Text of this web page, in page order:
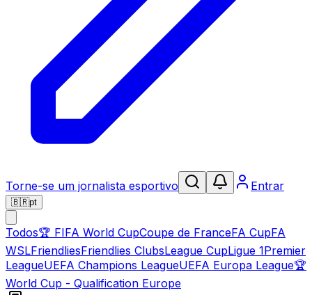
Torne-se um jornalista esportivo Entrar
🇧🇷pt
Todos🏆 FIFA World CupCoupe de FranceFA CupFA
WSLFriendliesFriendlies ClubsLeague CupLigue 1Premier
LeagueUEFA Champions LeagueUEFA Europa League🏆
World Cup - Qualification Europe